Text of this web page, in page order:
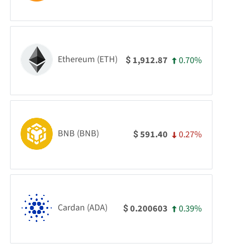
Ethereum (ETH) $ 1,912.87 0.70%
BNB (BNB) $591.40 0.27%
Cardan (ADA) $0.200603 0.39%